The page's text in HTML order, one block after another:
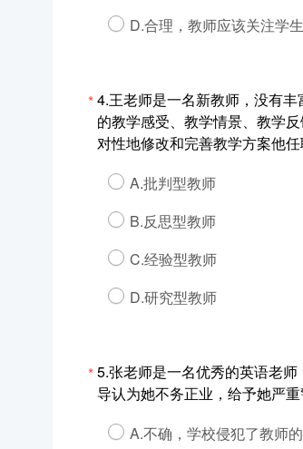
D.合理，教师应该关注学
*4.王老师是一名新教师，没有
的教学感受、教学情景、教学
对性地修改和完善教学方案他
A.批判型教师
B.反思型教师
C.经验型教师
D.研究型教师
*5.张老师是一名优秀的英语老
导认为她不务正业，给予她严重
A.不确，学校侵犯了教师